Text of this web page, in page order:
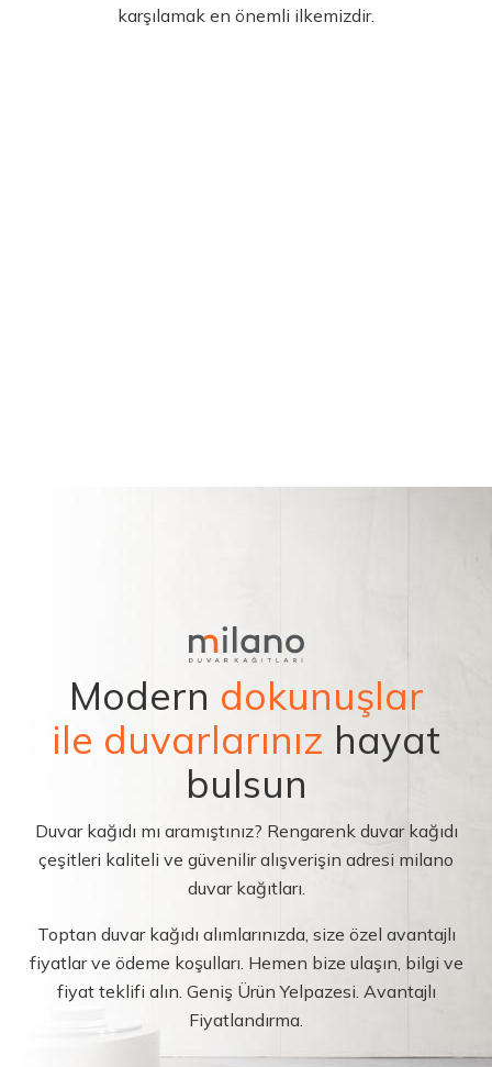
karşılamak en önemli ilkemizdir.
Modern dokunuşlar
ile duvarlarınız hayat
bulsun
Duvar kağıdı mı aramıştınız? Rengarenk duvar kağıdı
çeşitleri kaliteli ve güvenilir alışverişin adresi milano
duvar kağıtları.
Toptan duvar kağıdı alımlarınızda, size özel avantajlı
fiyatlar ve ödeme koşulları. Hemen bize ulaşın, bilgi ve
fiyat teklifi alın. Geniş Ürün Yelpazesi. Avantajlı
Fiyatlandırma.